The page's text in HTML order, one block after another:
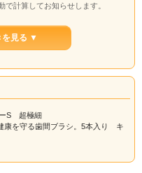
計算してお知らせします。
を見る ▼
ーS 超極細
康を守る歯間ブラシ。5本入り キ